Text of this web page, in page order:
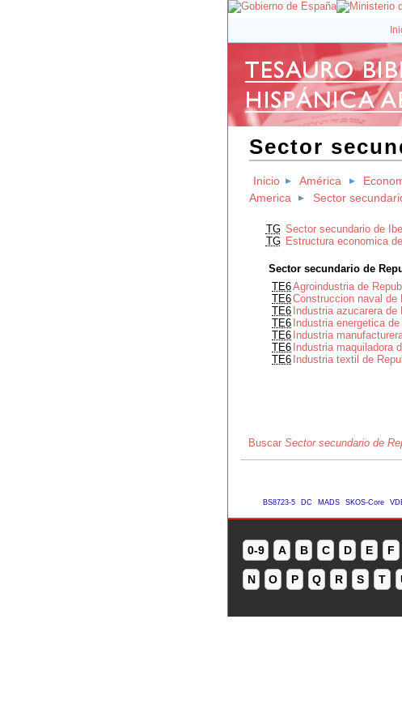
Sector
Inicio América
America
Sector
TG Sector secundario de
TG Estructura economica
Sector secundario de
TE6Agroindustria de
TE6Construccion naval de
TE6 Industria azucarera de
TE6 Industria energetica
TE6 Industria
TE6 Industria maquiladora
TE6 Industria textil de
Buscar Sector secundario de
BS8723-5 DC MADS SKOS-Core
0-9 A B C D E F
N O P Q R S T